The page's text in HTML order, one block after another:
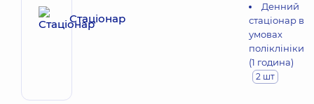
Стаціонар
Денний
стаціонар в
умовах
поліклініки
(1 година)
2 шт